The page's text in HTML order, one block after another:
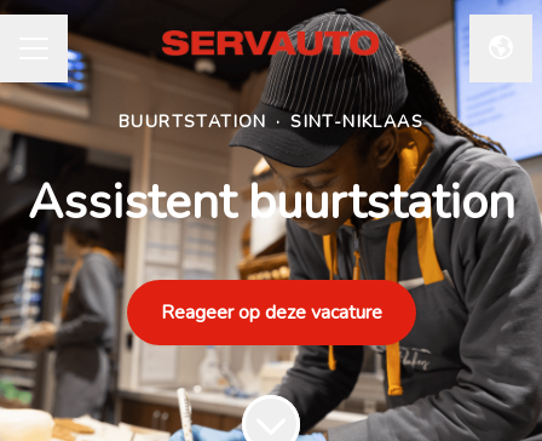
CARRIÈREMENU
BUURTSTATION · SINT-NIKLAAS
Assistent buurtstation
Reageer op deze vacature